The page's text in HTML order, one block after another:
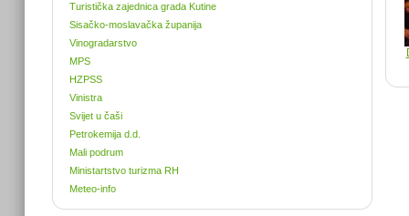
Turistička zajednica grada Kutine
Sisačko-moslavačka županija
Vinogradarstvo
MPS
HZPSS
Vinistra
Svijet u čaši
Petrokemija d.d.
Mali podrum
Ministartstvo turizma RH
Meteo-info